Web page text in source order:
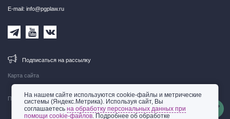
Карта сайта
Правовая информация
E-mail: info@pgplaw.ru
Подписаться на рассылку
На нашем сайте используются cookie-файлы и метрические
системы (Яндекс.Метрика). Используя сайт, Вы
соглашаетесьна обработку персональных данных при
помощи cookie-файлов. Подробнее об обработке